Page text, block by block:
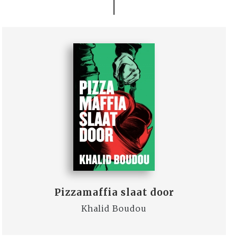
Pizzamaffia slaat door
Khalid Boudou